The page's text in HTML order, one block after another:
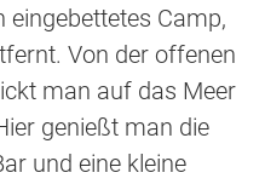
eingebettetes Camp,
Von der offenen
man auf das Meer
genießt man die
und eine kleine